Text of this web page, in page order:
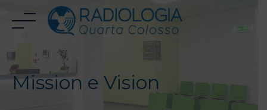
content
Mission e Vision